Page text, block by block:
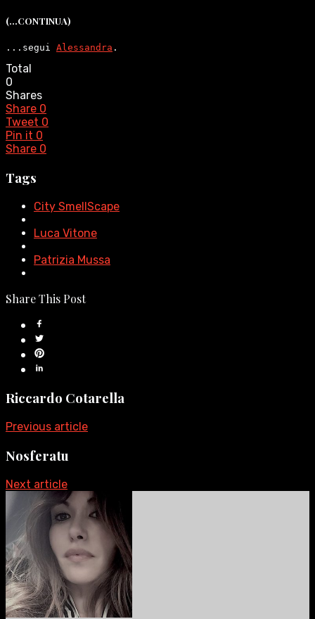
(…CONTINUA)
...segui Alessandra .
Total
0
Shares
Share 0
Tweet 0
Pin it 0
Share 0
Tags
City SmellScape
Luca Vitone
Patrizia Mussa
Share This Post
Riccardo Cotarella
Previous article
Nosferatu
Next article